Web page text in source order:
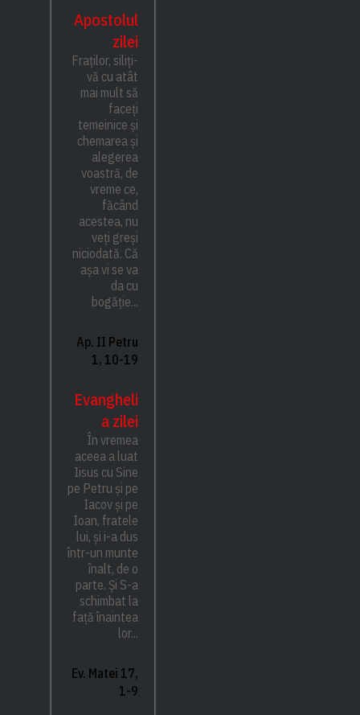
Apostolul
zilei
Fraților, siliți-
vă cu atât
mai mult să
faceți
temeinice și
chemarea și
alegerea
voastră, de
vreme ce,
făcând
acestea, nu
veți greși
niciodată. Că
așa vi se va
da cu
bogăție...
Ap. II Petru
1, 10-19
Evangheli
a zilei
În vremea
aceea a luat
Iisus cu Sine
pe Petru și pe
Iacov și pe
Ioan, fratele
lui, și i-a dus
într-un munte
înalt, de o
parte. Și S-a
schimbat la
față înaintea
lor...
Ev. Matei 17,
1-9